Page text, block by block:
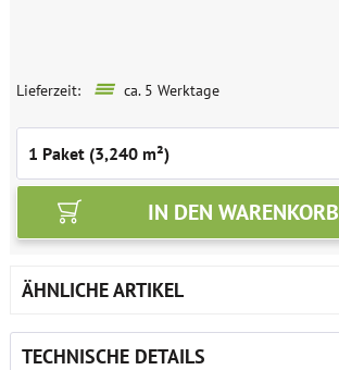
Lieferzeit: ca. 5 Werktage
IN DEN WARENKORB
ÄHNLICHE ARTIKEL
TECHNISCHE DETAILS